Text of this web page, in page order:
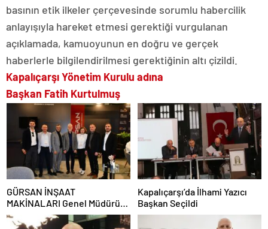
basının etik ilkeler çerçevesinde sorumlu habercilik
anlayışıyla hareket etmesi gerektiği vurgulanan
açıklamada, kamuoyunun en doğru ve gerçek
haberlerle bilgilendirilmesi gerektiğinin altı çizildi.
Kapalıçarşı Yönetim Kurulu adına
Başkan Fatih Kurtulmuş
GÜRSAN İNŞAAT
MAKİNALARI Genel Müdürü
Ümit Ömer Kınav verdikleri
hizmetleri anlattı.
Kapalıçarşı’da İlhami Yazıcı
Başkan Seçildi